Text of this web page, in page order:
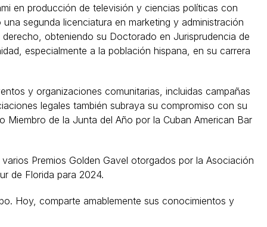
en producción de televisión y ciencias políticas con
segunda licenciatura en marketing y administración
obteniendo su Doctorado en Jurisprudencia de
especialmente a la población hispana, en su carrera
y organizaciones comunitarias, incluidas campañas
legales también subraya su compromiso con su
de la Junta del Año por la Cuban American Bar
Premios Golden Gavel otorgados por la Asociación
de Florida para 2024.
Hoy, comparte amablemente sus conocimientos y